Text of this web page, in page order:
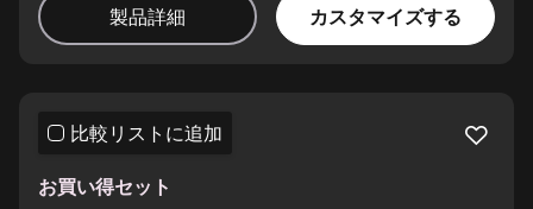
製品詳細 カスタマイズする
比較リストに追加
お買い得セット